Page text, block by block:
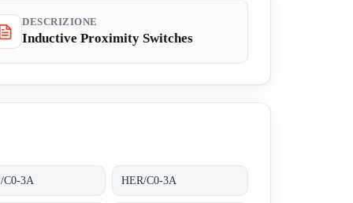
DESCRIZIONE
Inductive Proximity Switches
C0-3A HER/C0-3A